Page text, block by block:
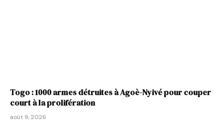
Togo : 1000 armes détruites à Agoè-Nyivé pour couper
court à la prolifération
août 9, 2026